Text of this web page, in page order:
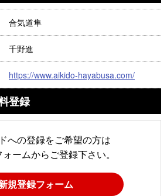
合気道隼
千野進
https://www.aikido-hayabusa.com/
登録
への登録をご希望の方は
ームからご登録下さい。
規登録フォーム